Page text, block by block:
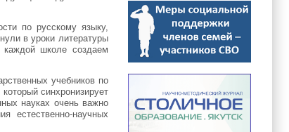
по русскому языку,
в уроки литературы
каждой школе создаем
учебников по
синхронизирует
науках очень важно
естественно-научных